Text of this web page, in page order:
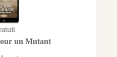
un Mutant